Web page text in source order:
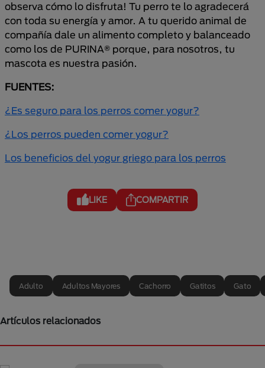
observa cómo lo disfruta! Tu perro te lo agradecerá
con toda su energía y amor. A tu querido animal de
compañía dale un alimento completo y balanceado
como los de PURINA® porque, para nosotros, tu
mascota es nuestra pasión.
FUENTES:
¿Es seguro para los perros comer yogur?
¿Los perros pueden comer yogur?
Los beneficios del yogur griego para los perros
LIKE COMPARTIR
Adulto Adultos Mayores Cachorro Gatitos Gato
Artículos relacionados